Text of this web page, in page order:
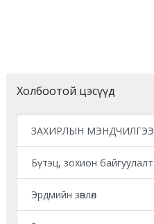
Холбоотой цэсүүд
ЗАХИРЛЫН МЭНДЧИЛГЭЭ
Бүтэц, зохион байгуулалт
Эрдмийн зөвлөл